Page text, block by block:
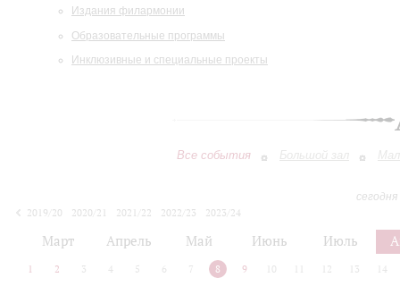
Издания филармонии
Образовательные программы
Инклюзивные и специальные проекты
Все события Большой зал
2019/20
2020/21 2021/22 2022/23
2023/24
Март Апрель Май Июнь Июль
1 2 3 4 5 6 7 8 9 10 12 13 14